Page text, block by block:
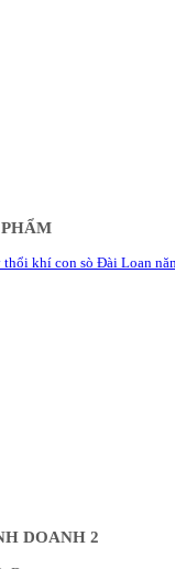
thổi khí con sò Đài Loan
DOANH 2